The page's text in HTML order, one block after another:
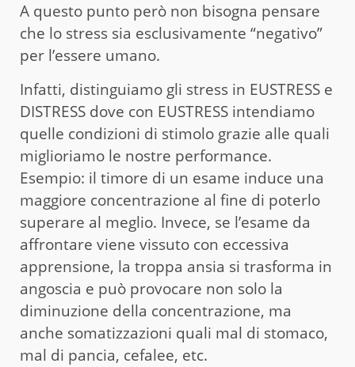
A questo punto però non bisogna pensare
che lo stress sia esclusivamente “negativo”
per l’essere umano.
Infatti, distinguiamo gli stress in EUSTRESS e
DISTRESS dove con EUSTRESS intendiamo
quelle condizioni di stimolo grazie alle quali
miglioriamo le nostre performance.
Esempio: il timore di un esame induce una
maggiore concentrazione al fine di poterlo
superare al meglio. Invece, se l’esame da
affrontare viene vissuto con eccessiva
apprensione, la troppa ansia si trasforma in
angoscia e può provocare non solo la
diminuzione della concentrazione, ma
anche somatizzazioni quali mal di stomaco,
mal di pancia, cefalee, etc.